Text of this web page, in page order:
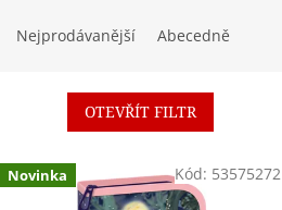
Nejprodávanější Abecedně
OTEVŘÍT FILTR
Novinka Kód: 53575272